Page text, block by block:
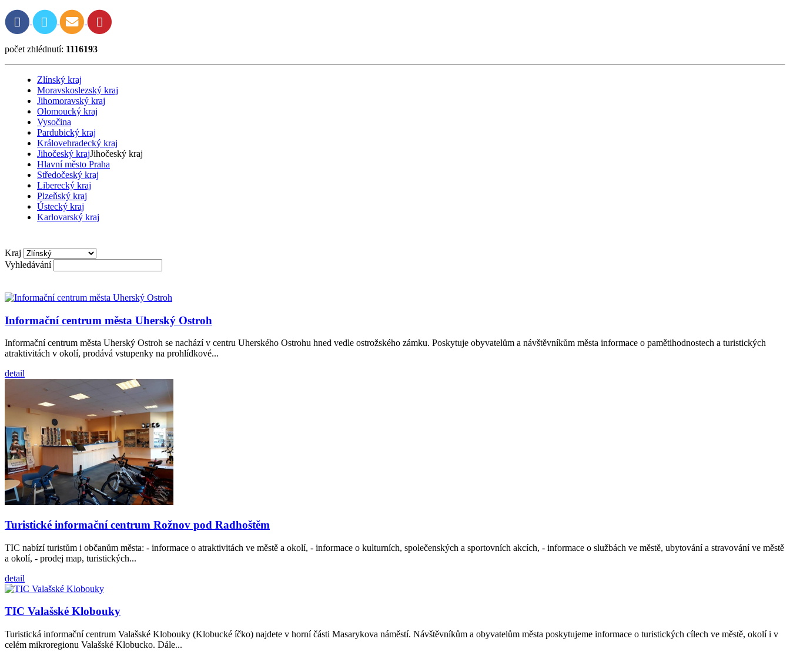
počet zhlédnutí: 1116193
Zlínský kraj
Moravskoslezský kraj
Jihomoravský kraj
Olomoucký kraj
Vysočina
Pardubický kraj
Královehradecký kraj
Jihočeský krajJihočeský kraj
Hlavní město Praha
Středočeský kraj
Liberecký kraj
Plzeňský kraj
Ústecký kraj
Karlovarský kraj
Kraj
Vyhledávání
Informační centrum města Uherský Ostroh
Informační centrum města Uherský Ostroh se nachází v centru Uherského Ostrohu hned vedle ostrožského zámku. Poskytuje obyvatelům a návštěvníkům města informace o pamětihodnostech a turistických
atraktivitách v okolí, prodává vstupenky na prohlídkové...
detail
Turistické informační centrum Rožnov pod Radhoštěm
TIC nabízí turistům i občanům města: - informace o atraktivitách ve městě a okolí, - informace o kulturních, společenských a sportovních akcích, - informace o službách ve městě, ubytování a stravování ve městě
a okolí, - prodej map, turistických...
detail
TIC Valašské Klobouky
Turistická informační centrum Valašské Klobouky (Klobucké íčko) najdete v horní části Masarykova náměstí. Návštěvníkům a obyvatelům města poskytujeme informace o turistických cílech ve městě, okolí i v
celém mikroregionu Valašské Klobucko. Dále...